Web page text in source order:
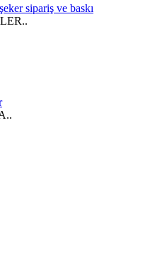
sipariş ve baskı